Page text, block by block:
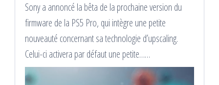
Sony a annoncé la bêta de la prochaine version du
firmware de la PS5 Pro, qui intègre une petite
nouveauté concernant sa technologie d’upscaling.
Celui-ci activera par défaut une petite……